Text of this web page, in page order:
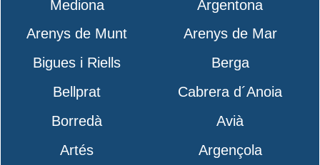
Mediona
Argentona
Arenys de Munt
Arenys de Mar
Bigues i Riells
Berga
Bellprat
Cabrera d´Anoia
Borredà
Avià
Artés
Argençola